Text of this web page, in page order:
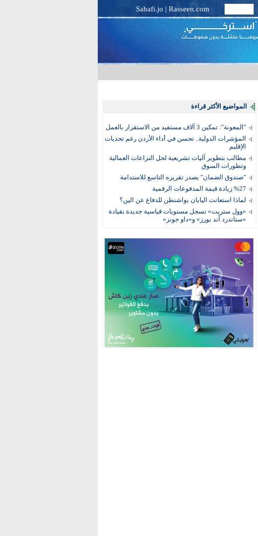
Sahafi.jo | Rasseen.com
المواضيع الأكثر قراءة
"المعونة": تمكين 3 آلاف مستفيد من الاستقرار بالعمل
المؤشرات الدولية.. تحسن في أداء الأردن رغم تحديات
الإقليم
مطالب بتطوير آليات تشريعية لحل النزاعات العمالية
وتطورات السوق
"صندوق الضمان" يصدر تقريره التاسع للاستدامة
%27 زيادة قيمة المدفوعات الرقمية
لماذا استعانت اليابان بواشنطن للدفاع عن الين؟
«وول ستريت» تسجل مستويات قياسية جديدة بقيادة
«ستاندرد آند بورز» و«داو جونز»